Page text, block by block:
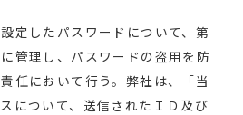
定したパスワードについて、第
管理し、パスワードの盗用を防
任において行う。弊社は、「当
について、送信されたＩＤ及び